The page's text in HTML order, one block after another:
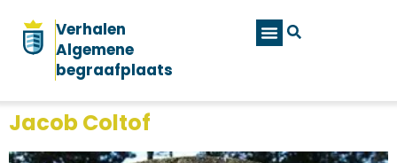
Verhalen
Algemene
begraafplaats
Jacob Coltof